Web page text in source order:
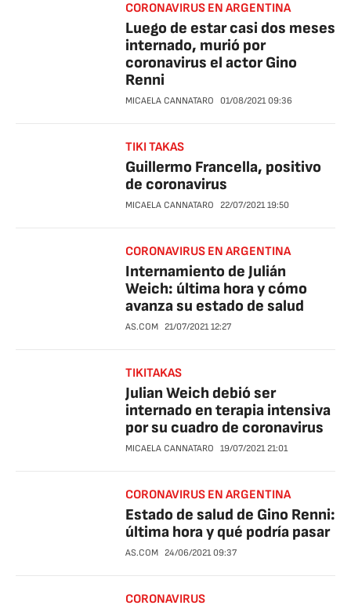
CORONAVIRUS EN ARGENTINA
Luego de estar casi dos meses
internado, murió por
coronavirus el actor Gino
Renni
MICAELA CANNATARO 01/08/2021 09:36
TIKI TAKAS
Guillermo Francella, positivo
de coronavirus
MICAELA CANNATARO 22/07/2021 19:50
CORONAVIRUS EN ARGENTINA
Internamiento de Julián
Weich: última hora y cómo
avanza su estado de salud
AS.COM 21/07/2021 12:27
TIKITAKAS
Julian Weich debió ser
internado en terapia intensiva
por su cuadro de coronavirus
MICAELA CANNATARO 19/07/2021 21:01
CORONAVIRUS EN ARGENTINA
Estado de salud de Gino Renni:
última hora y qué podría pasar
AS.COM 24/06/2021 09:37
CORONAVIRUS